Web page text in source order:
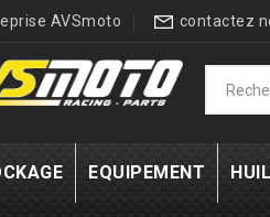
AVSmoto contactez
EQUIPEMENT